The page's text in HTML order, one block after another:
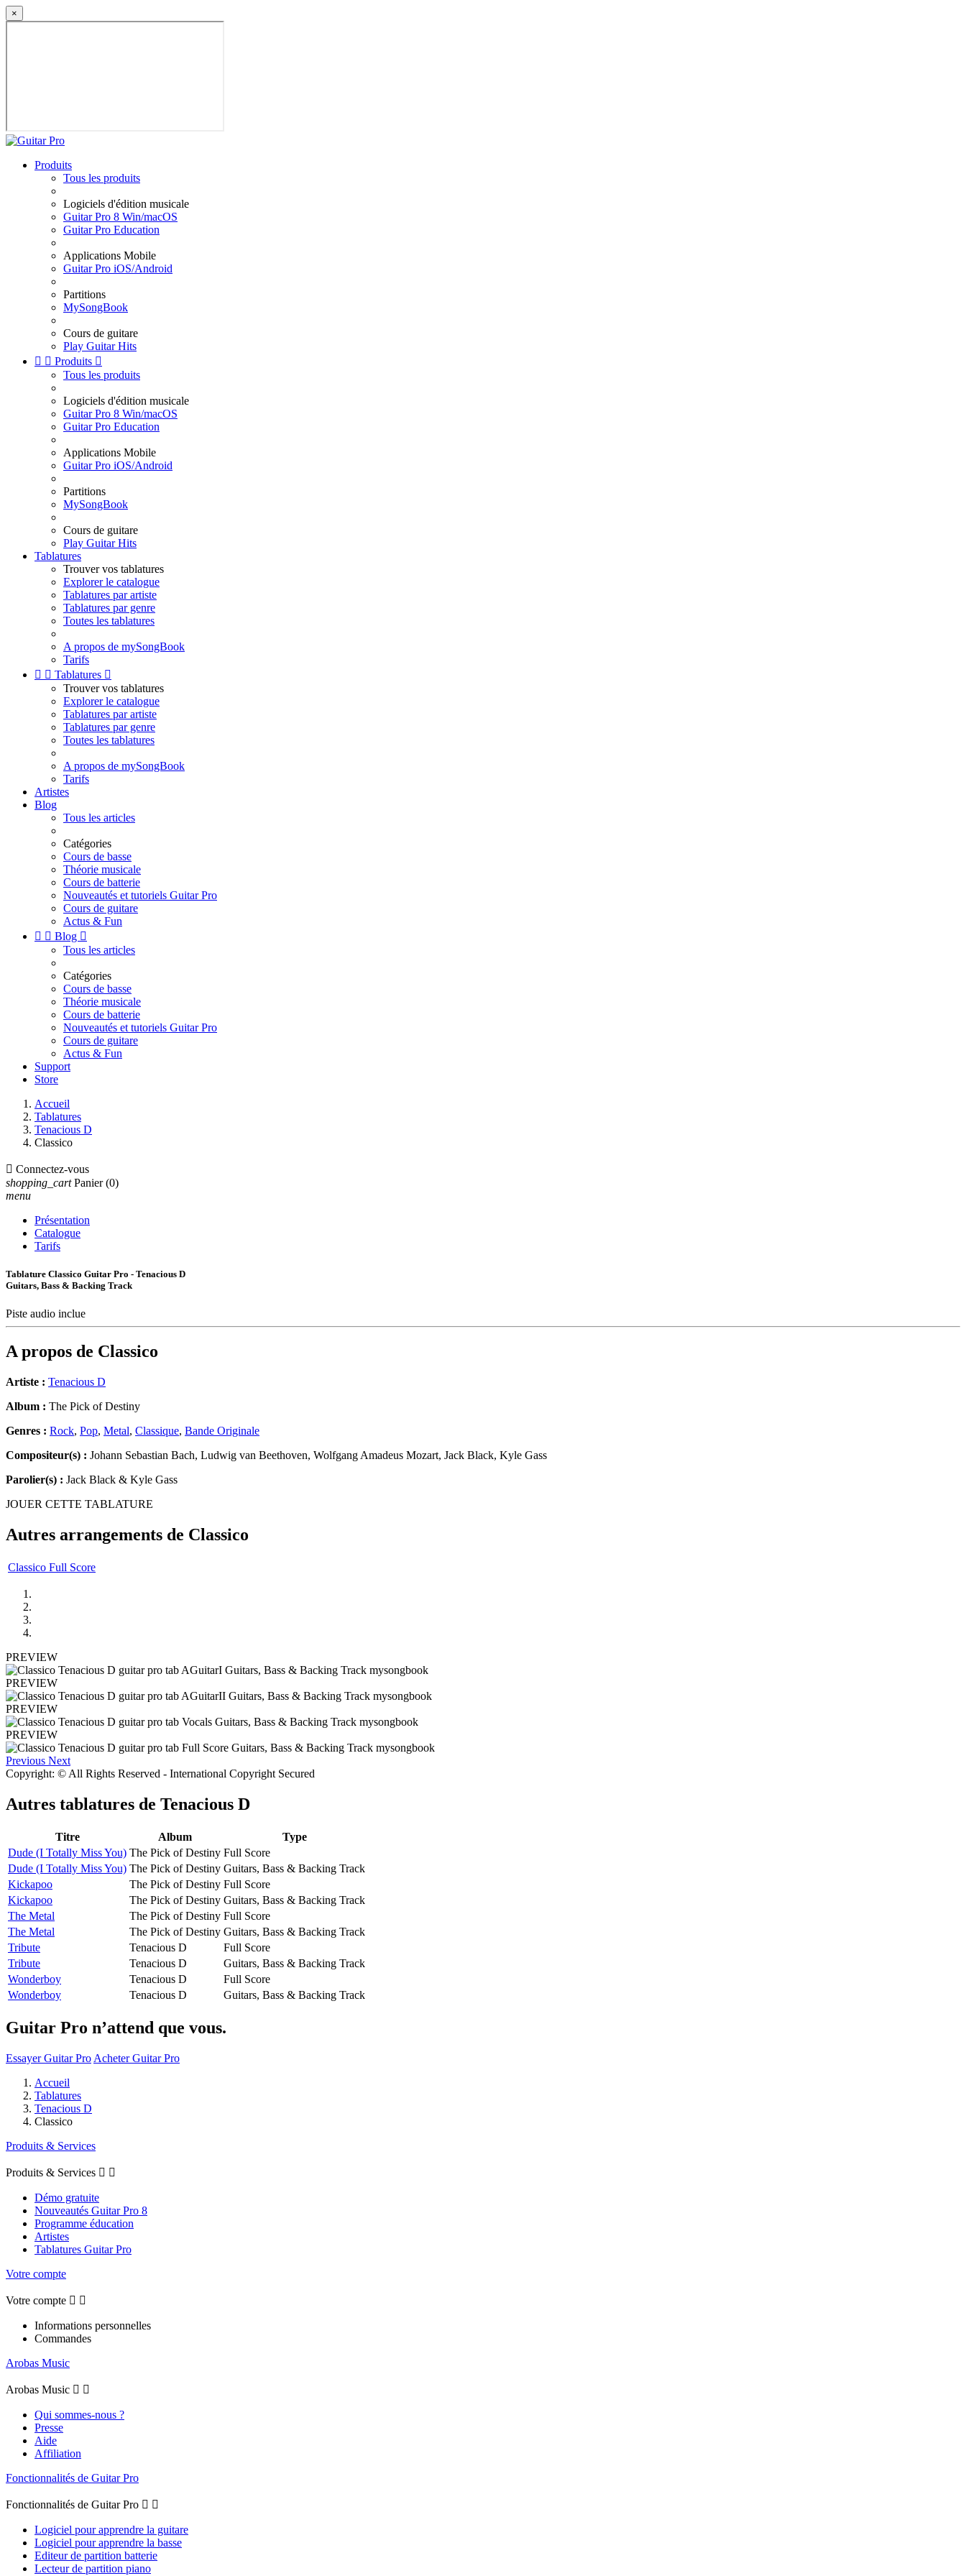
×
Produits
Tous les produits
Logiciels d'édition musicale
Guitar Pro 8 Win/macOS
Guitar Pro Education
Applications Mobile
Guitar Pro iOS/Android
Partitions
MySongBook
Cours de guitare
Play Guitar Hits
  Produits 
Tous les produits
Logiciels d'édition musicale
Guitar Pro 8 Win/macOS
Guitar Pro Education
Applications Mobile
Guitar Pro iOS/Android
Partitions
MySongBook
Cours de guitare
Play Guitar Hits
Tablatures
Trouver vos tablatures
Explorer le catalogue
Tablatures par artiste
Tablatures par genre
Toutes les tablatures
A propos de mySongBook
Tarifs
  Tablatures 
Trouver vos tablatures
Explorer le catalogue
Tablatures par artiste
Tablatures par genre
Toutes les tablatures
A propos de mySongBook
Tarifs
Artistes
Blog
Tous les articles
Catégories
Cours de basse
Théorie musicale
Cours de batterie
Nouveautés et tutoriels Guitar Pro
Cours de guitare
Actus & Fun
  Blog 
Tous les articles
Catégories
Cours de basse
Théorie musicale
Cours de batterie
Nouveautés et tutoriels Guitar Pro
Cours de guitare
Actus & Fun
Support
Store
Accueil
Tablatures
Tenacious D
Classico
 Connectez-vous
shopping_cart Panier (0)
menu
Présentation
Catalogue
Tarifs
Tablature Classico Guitar Pro - Tenacious D
Guitars, Bass & Backing Track
Piste audio inclue
A propos de Classico
Artiste : Tenacious D
Album : The Pick of Destiny
Genres : Rock, Pop, Metal, Classique, Bande Originale
Compositeur(s) : Johann Sebastian Bach, Ludwig van Beethoven, Wolfgang Amadeus Mozart, Jack Black, Kyle Gass
Parolier(s) : Jack Black & Kyle Gass
JOUER CETTE TABLATURE
Autres arrangements de Classico
Classico Full Score
PREVIEW
PREVIEW
PREVIEW
PREVIEW
Previous Next
Copyright: © All Rights Reserved - International Copyright Secured
Autres tablatures de Tenacious D
Titre Album
Type
Dude (I Totally Miss You) The Pick of Destiny Full Score
Dude (I Totally Miss You) The Pick of Destiny Guitars, Bass & Backing Track
Kickapoo
The Pick of Destiny Full Score
Kickapoo
The Pick of Destiny Guitars, Bass & Backing Track
The Metal
The Pick of Destiny Full Score
The Metal
The Pick of Destiny Guitars, Bass & Backing Track
Tribute
Tenacious D
Full Score
Tribute
Tenacious D
Guitars, Bass & Backing Track
Wonderboy
Tenacious D
Full Score
Wonderboy
Tenacious D Guitars, Bass & Backing Track
Guitar Pro n’attend que vous.
Essayer Guitar Pro Acheter Guitar Pro
Accueil
Tablatures
Tenacious D
Classico
Produits & Services
Produits & Services  
Démo gratuite
Nouveautés Guitar Pro 8
Programme éducation
Artistes
Tablatures Guitar Pro
Votre compte
Votre compte  
Informations personnelles
Commandes
Arobas Music
Arobas Music  
Qui sommes-nous ?
Presse
Aide
Affiliation
Fonctionnalités de Guitar Pro
Fonctionnalités de Guitar Pro  
Logiciel pour apprendre la guitare
Logiciel pour apprendre la basse
Editeur de partition batterie
Lecteur de partition piano